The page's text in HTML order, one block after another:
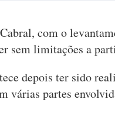
com o
sem limitações a
depois ter sido
várias partes